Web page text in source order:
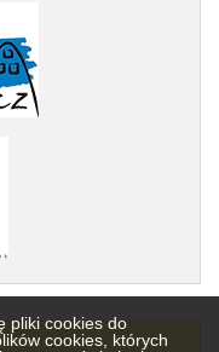
pliki cookies do
cookies, których